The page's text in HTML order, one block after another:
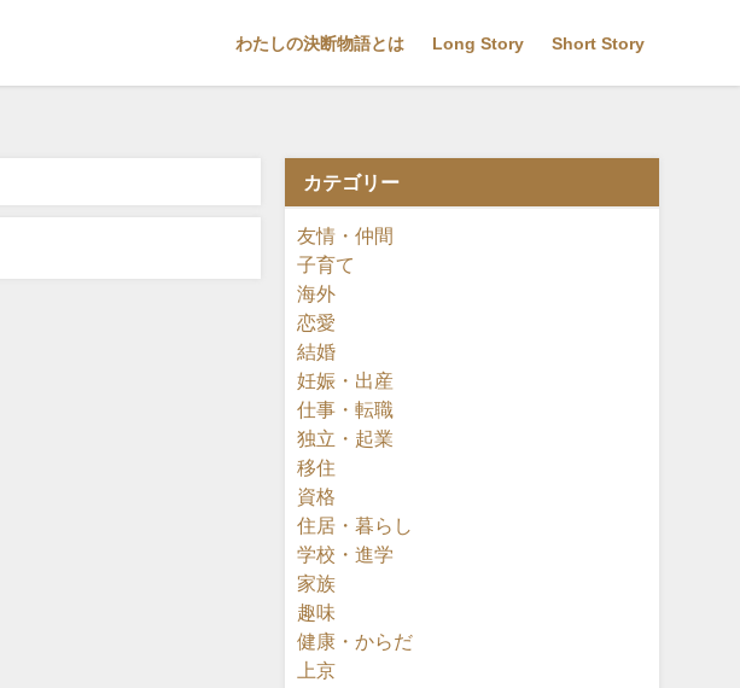
わたしの決断物語とは Long Story Short Story
カテゴリー
友情・仲間
子育て
海外
恋愛
結婚
妊娠・出産
仕事・転職
独立・起業
移住
資格
住居・暮らし
学校・進学
家族
趣味
健康・からだ
上京